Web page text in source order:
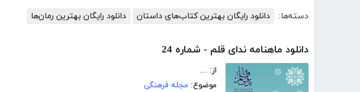
دسته‌ها: دانلود رایگان بهترین کتاب‌های داستان دانلود رایگان بهترین رمان‌ها
دانلود ماهنامه ندای قلم - شماره 24
از: ...
موضوع: مجله فرهنگی